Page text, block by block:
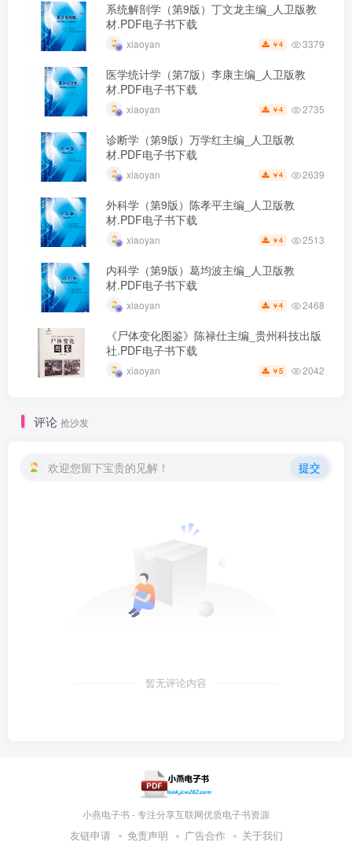
系统解剖学（第9版）丁文龙主编_人卫版教
材.PDF电子书下载
xiaoyan ￥4 3379
医学统计学（第7版）李康主编_人卫版教
材.PDF电子书下载
xiaoyan ￥4 2735
诊断学（第9版）万学红主编_人卫版教
材.PDF电子书下载
xiaoyan ￥4 2639
外科学（第9版）陈孝平主编_人卫版教
材.PDF电子书下载
xiaoyan ￥4 2513
内科学（第9版）葛均波主编_人卫版教
材.PDF电子书下载
xiaoyan ￥4 2468
《尸体变化图鉴》陈禄仕主编_贵州科技出版
社.PDF电子书下载
xiaoyan ￥5 2042
评论 抢沙发
欢迎您留下宝贵的见解！ 提交
暂无评论内容
小燕电子书 - 专注分享互联网优质电子书资源
友链申请 免责声明 广告合作 关于我们